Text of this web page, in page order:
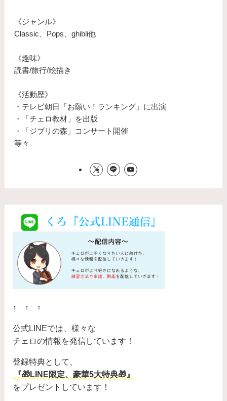
《ジャンル》
Classic、Pops、ghibli他
《趣味》
読書/旅行/絵描き
《活動歴》
・テレビ朝日「お願い！ランキング」に出演
・「チェロ教材」を出版
・「ジブリの森」コンサート開催
等々
↑ ↑ ↑
公式LINEでは、様々な
チェロの情報を発信しています！
登録特典として、
『🎁LINE限定、豪華5大特典🎁』
をプレゼントしています！